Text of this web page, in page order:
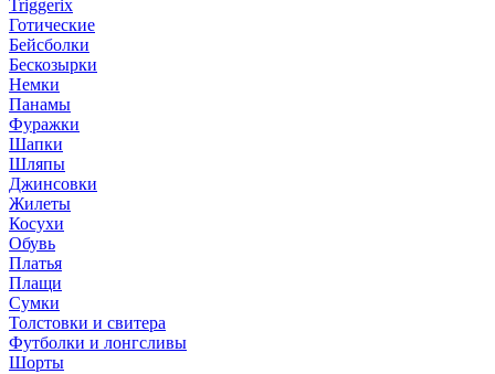
Triggerix
Готические
Бейсболки
Бескозырки
Немки
Панамы
Фуражки
Шапки
Шляпы
Джинсовки
Жилеты
Косухи
Обувь
Платья
Плащи
Сумки
Толстовки и свитера
Футболки и лонгсливы
Шорты